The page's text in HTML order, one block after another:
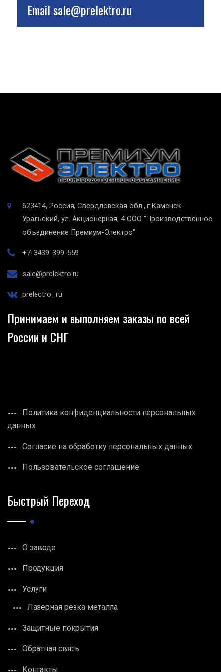
Emailsale@prelektro.ru
623414, Россия, Свердловская обл., г.Каменск-
Уральский, ул. Акционерная, 4 ООО "Производственное
объединение Премиум-Электро"
+7-3439-399-559
sale@prelektro.ru
prelectro_ru
Принимаем и выполняем заказы по всей
России и СНГ
Политика конфиденциальности персональных
данных
Согласие на обработку персональных данных
Пользовательское соглашение
Быстрый Переход
О заводе
Продукция
Услуги
Лазерная резка металла
Защитные покрытия
Обратная связь
Контакты